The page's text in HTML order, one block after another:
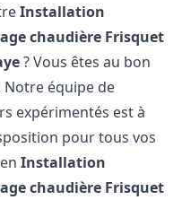
Installation
chaudière Frisquet
? Vous êtes au bon
Notre équipe de
expérimentés est à
pour tous vos
Installation
chaudière Frisquet